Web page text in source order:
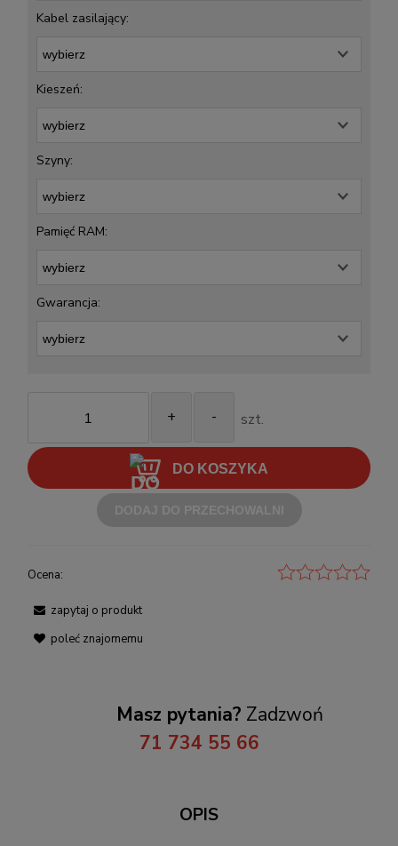
Kabel zasilający:
Kieszeń:
Szyny:
Pamięć RAM:
Gwarancja:
+ - szt.
DO KOSZYKA
Ocena:
zapytaj o produkt
poleć znajomemu
Masz pytania? Zadzwoń
71 734 55 66
OPIS